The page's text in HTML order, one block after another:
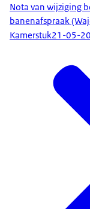
Nota van wijziging
banenafspraak
Kamerstuk21-05-